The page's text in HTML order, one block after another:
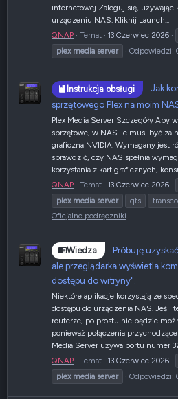
internetowej Zaloguj się, używając
urządzeniu NAS. Kliknij Launch...
QNAP
Temat 13 Czerwiec 2026
plex media server Odpowiedzi:
Instrukcja obsługi
Jak
sprzętowego Plex na moim
Plex Media Server Szczegóły Aby
sprzętowe, w NAS-ie musi być
graficzna NVIDIA. Wymagany jest
sprawdzić, czy NAS spełnia
korzystania z kart graficznych,
QNAP
Temat 13 Czerwiec 2026
plex media server qts
Oficjalne podręczniki
Wiedza
Próbuję
ale przeglądarka wyświetla
dostępu do witryny".
Niektóre aplikacje korzystają ze
dostępu do urządzenia NAS. Jeśli
routerze, po prostu nie będzie
ponieważ połączenia
Media Server używa portu numer
QNAP
Temat 13 Czerwiec 2026
plex media server Odpowiedzi: